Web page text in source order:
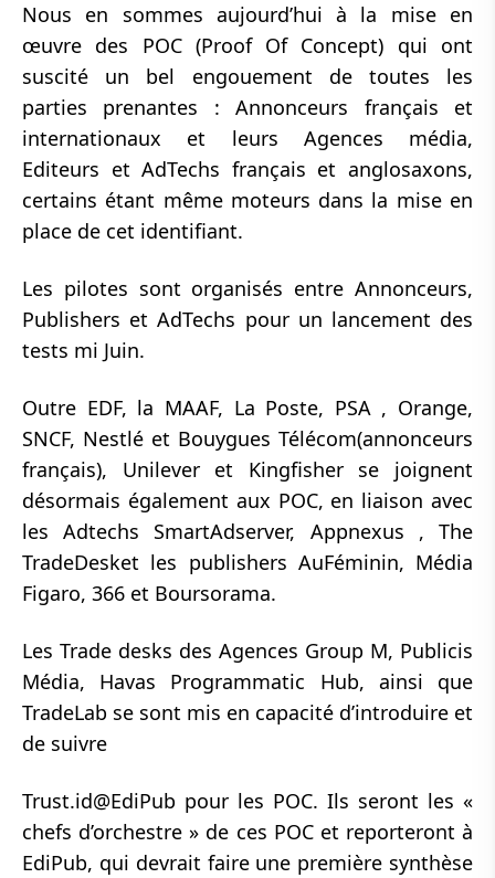
Nous en sommes aujourd’hui à la mise en
œuvre des POC (Proof Of Concept) qui ont
suscité un bel engouement de toutes les
parties prenantes : Annonceurs français et
internationaux et leurs Agences média,
Editeurs et AdTechs français et anglosaxons,
certains étant même moteurs dans la mise en
place de cet identifiant.
Les pilotes sont organisés entre Annonceurs,
Publishers et AdTechs pour un lancement des
tests mi Juin.
Outre EDF, la MAAF, La Poste, PSA , Orange,
SNCF, Nestlé et Bouygues Télécom(annonceurs
français), Unilever et Kingfisher se joignent
désormais également aux POC, en liaison avec
les Adtechs SmartAdserver, Appnexus , The
TradeDesket les publishers AuFéminin, Média
Figaro, 366 et Boursorama.
Les Trade desks des Agences Group M, Publicis
Média, Havas Programmatic Hub, ainsi que
TradeLab se sont mis en capacité d’introduire et
de suivre
Trust.id@EdiPub pour les POC. Ils seront les «
chefs d’orchestre » de ces POC et reporteront à
EdiPub, qui devrait faire une première synthèse